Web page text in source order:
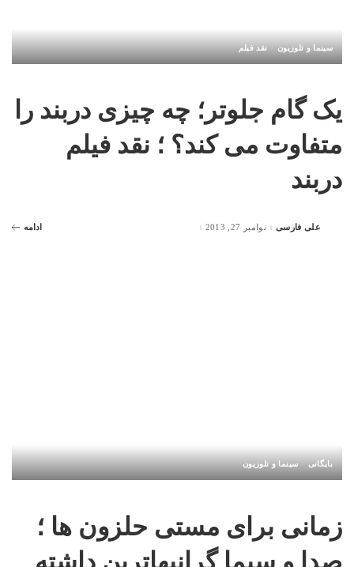
سینما و تلوزیون نقد فیلم
یک گام جلوتر؛ چه چیزی دربند را
متفاوت می کند؟ ؛ نقد فیلم
دربند
Postedعلی فارسی نوامبر 27, 2013 ادامه
بایگانی سینما و تلوزیون
زمانی برای مستی حلزون ها ؛
صدا و سیما گرانبهاترین داشته